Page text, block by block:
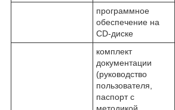
программное
обеспечение на
CD-диске
комплект
документации
(руководство
пользователя,
паспорт с
методикой